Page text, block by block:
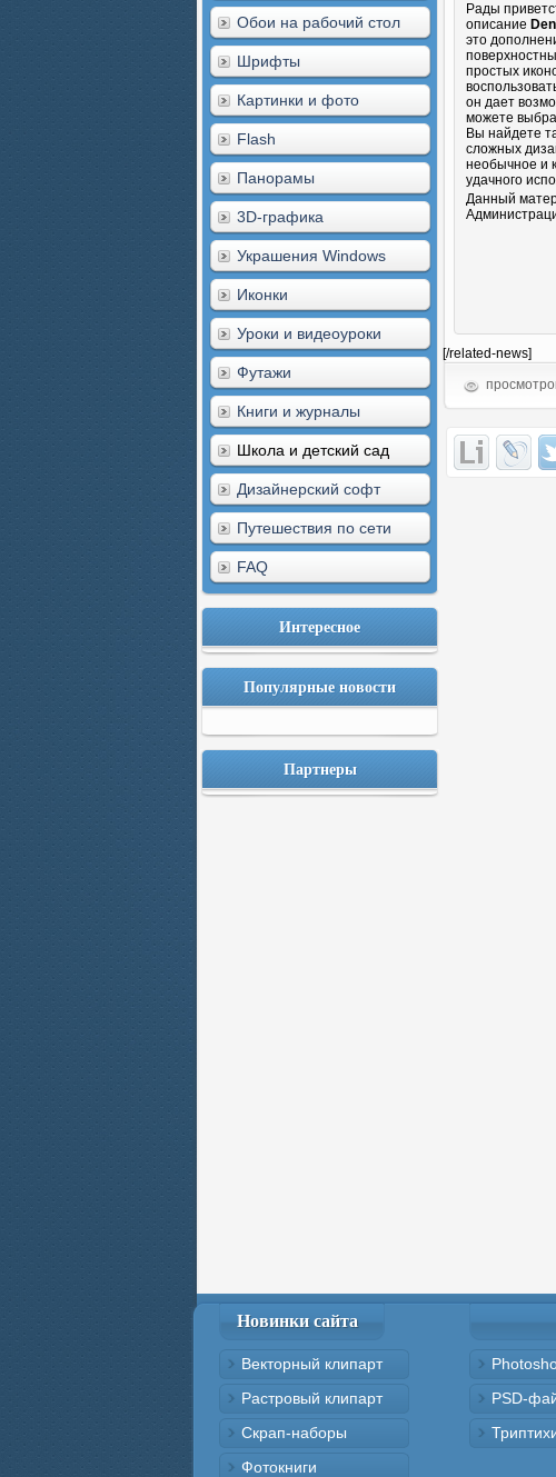
Обои на рабочий стол
Шрифты
Картинки и фото
Flash
Панорамы
3D-графика
Украшения Windows
Иконки
Уроки и видеоуроки
Футажи
Книги и журналы
Школа и детский сад
Дизайнерский софт
Путешествия по сети
FAQ
Интересное
Популярные новости
Партнеры
Рады
описание
это
простых
он дает
можете
Вы найдете
сложных
необычное и
удачного
Данный
[/related-news]
Новинки сайта
Векторный клипарт
Растровый клипарт
Скрап-наборы
Фотокниги
PSD-